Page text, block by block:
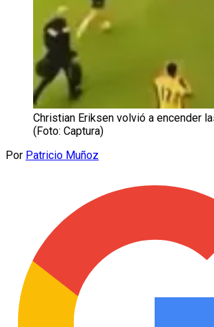
Christian Eriksen volvió a encender
(Foto: Captura)
Por Patricio Muñoz